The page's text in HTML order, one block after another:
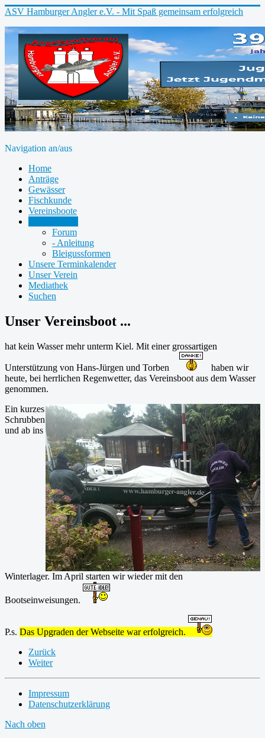
ASV Hamburger Angler e.V. - Mit Spaß gemeinsam erfolgreich
Navigation an/aus
Home
Anträge
Gewässer
Fischkunde
Vereinsboote
Forum
- Anleitung
Bleigussformen
Unsere Terminkalender
Unser Verein
Mediathek
Suchen
Unser Vereinsboot ...
hat kein Wasser mehr unterm Kiel. Mit einer grossartigen
Unterstützung von Hans-Jürgen und Torben
haben wir
heute, bei herrlichen Regenwetter, das Vereinsboot aus dem Wasser
genommen.
Ein kurzes
Schrubben
und ab ins
Winterlager. Im April starten wir wieder mit den
Bootseinweisungen.
P.s. Das Upgraden der Webseite war erfolgreich.
Zurück
Weiter
Impressum
Datenschutzerklärung
Nach oben